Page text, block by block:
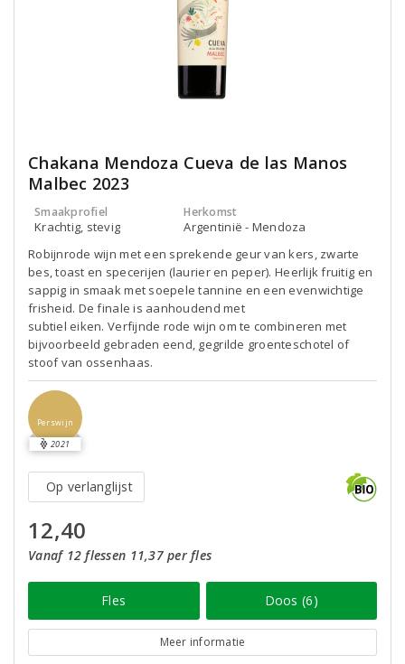
Chakana Mendoza Cueva de las Manos
Malbec 2023
Smaakprofiel
Krachtig, stevig
Herkomst
Argentinië - Mendoza
Robijnrode wijn met een sprekende geur van kers, zwarte
bes, toast en specerijen (laurier en peper). Heerlijk fruitig en
sappig in smaak met soepele tannine en een evenwichtige
frisheid. De finale is aanhoudend met
subtiel eiken. Verfijnde rode wijn om te combineren met
bijvoorbeeld gebraden eend, gegrilde groenteschotel of
stoof van ossenhaas.
Perswijn
2021
Op verlanglijst
12,40
Vanaf 12 flessen 11,37 per fles
Fles Doos (6)
Meer informatie